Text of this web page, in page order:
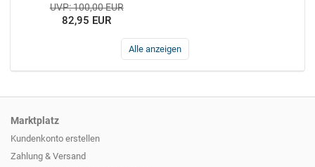
UVP: 100,00 EUR
82,95 EUR
Alle anzeigen
Marktplatz
Kundenkonto erstellen
Zahlung & Versand